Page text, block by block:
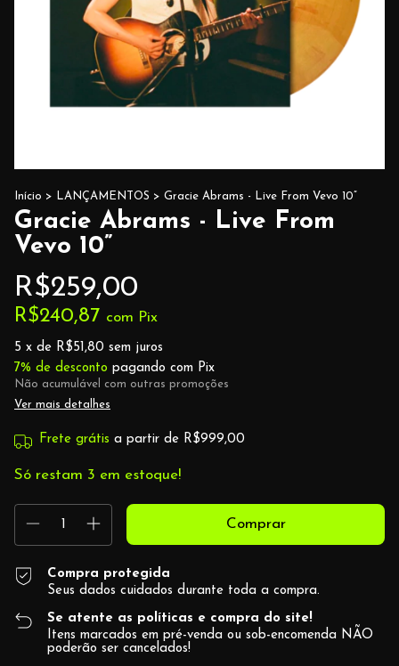
Início > LANÇAMENTOS > Gracie Abrams - Live From Vevo 10”
Gracie Abrams - Live From
Vevo 10”
R$259,00
R$240,87 com Pix
5 x de R$51,80 sem juros
7% de desconto pagando com Pix
Não acumulável com outras promoções
Ver mais detalhes
Frete grátis a partir de R$999,00
Só restam 3 em estoque!
Compra protegida
Seus dados cuidados durante toda a compra.
Se atente as políticas e compra do site!
Itens marcados em pré-venda ou sob-encomenda NÃO
poderão ser cancelados!